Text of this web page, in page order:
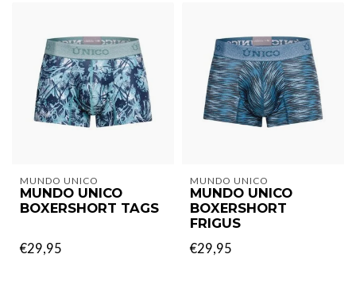
MUNDO UNICO
MUNDO UNICO
BOXERSHORT TAGS
€29,95
MUNDO UNICO
MUNDO UNICO
BOXERSHORT
FRIGUS
€29,95